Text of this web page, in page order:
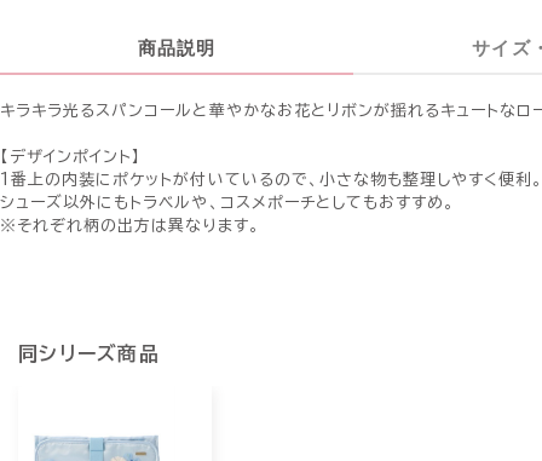
商品説明 サイズ
キラキラ光るスパンコールと華やかなお花とリボンが揺れるキュートなロ
【デザインポイント】
1番上の内装にポケットが付いているので、小さな物も整理しやすく便利
シューズ以外にもトラベルや、コスメポーチとしてもおすすめ。
※それぞれ柄の出方は異なります。
同シリーズ商品